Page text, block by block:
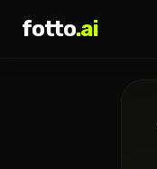
fotto.ai